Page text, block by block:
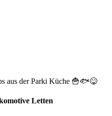
aus der Parki Küche 🍟🐟😋
Letten